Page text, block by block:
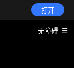
打开
无障碍